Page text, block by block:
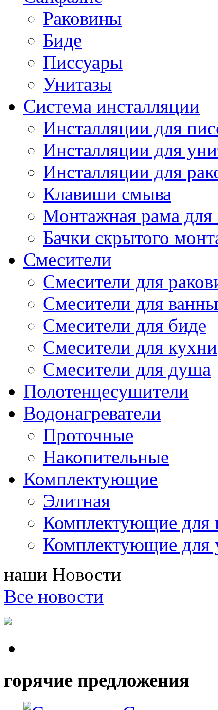
Раковины
Биде
Писсуары
Унитазы
Система инсталляции
Инсталляции для
Инсталляции для
Инсталляции для
Клавиши смыва
Монтажная рама для
Бачки скрытого
Смесители
Смесители для
Смесители для ванны
Смесители для биде
Смесители для кухни
Смесители для душа
Полотенцесушители
Водонагреватели
Проточные
Накопительные
Комплектующие
Элитная
Комплектующие для
Комплектующие для
наши Новости
Все новости
горячие предложения